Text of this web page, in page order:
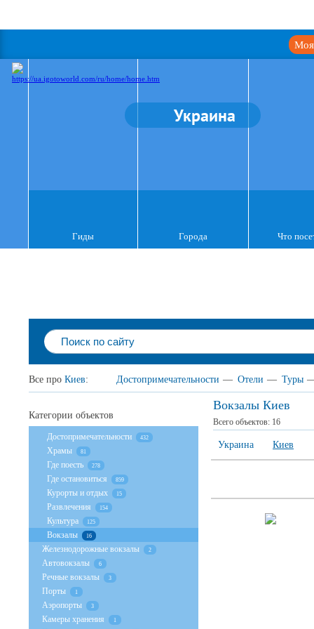
Моя
Украина
Гиды Города Что
Все про Киев: Достопримечательности — Отели — Туры
Вокзалы Киев
Всего объектов: 16
Украина Киев
Категории объектов
Достопримечательности 432
Храмы 81
Где поесть 278
Где остановиться 859
Курорты и отдых 15
Развлечения 154
Культура 125
Вокзалы 16
Железнодорожные вокзалы 2
Автовокзалы 6
Речные вокзалы 3
Порты 1
Аэропорты 3
Камеры хранения 1